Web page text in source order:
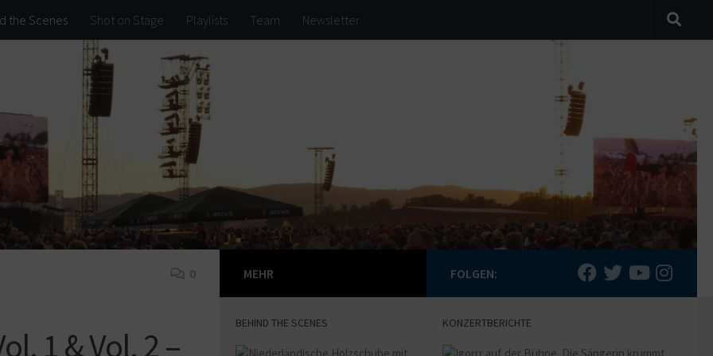
the Scenes Shot on Stage Playlists Team Newsletter
0
1 & Vol. 2 –
FOLGEN:
KONZERTBERICHTE
MEHR
BEHIND THE SCENES